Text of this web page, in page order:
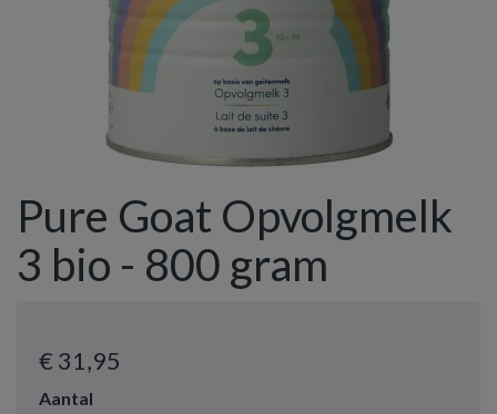
Pure Goat Opvolgmelk
3 bio - 800 gram
€ 31,95
Aantal